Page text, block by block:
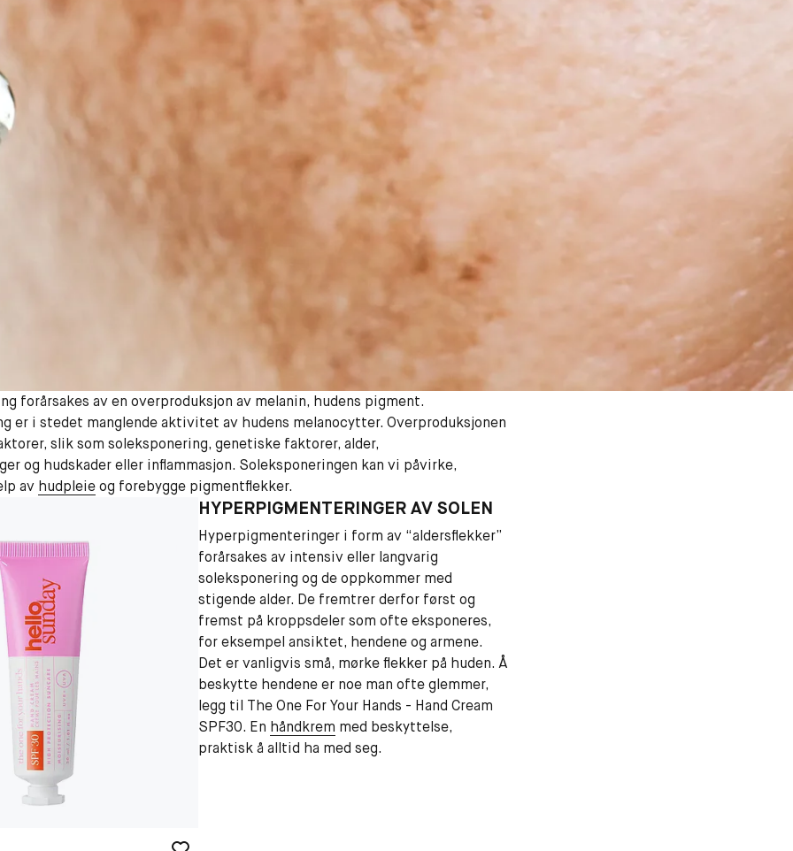
forårsakes av en overproduksjon av melanin, hudens pigment.
er i stedet manglende aktivitet av hudens melanocytter. Overproduksjonen
slik som soleksponering, genetiske faktorer, alder,
og hudskader eller inflammasjon. Soleksponeringen kan vi påvirke,
av hudpleieog forebygge pigmentflekker.
HYPERPIGMENTERINGER AV SOLEN
Hyperpigmenteringer i form av “aldersflekker”
forårsakes av intensiv eller langvarig
soleksponering og de oppkommer med
stigende alder. De fremtrer derfor først og
fremst på kroppsdeler som ofte eksponeres,
for eksempel ansiktet, hendene og armene.
Det er vanligvis små, mørke flekker på huden. Å
beskytte hendene er noe man ofte glemmer,
legg til The One For Your Hands - Hand Cream
SPF30. En håndkrem med beskyttelse,
praktisk å alltid ha med seg.